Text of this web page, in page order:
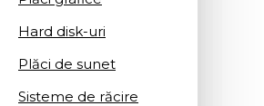
Hard disk-uri
Plăci de sunet
Sisteme de răcire